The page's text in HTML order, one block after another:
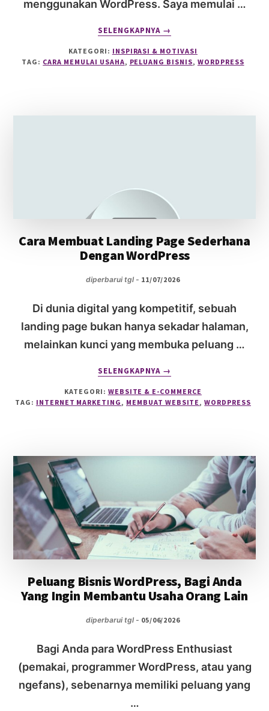
menggunakan WordPress. Saya memulai …
SELENGKAPNYA
BERKENALAN
DENGAN
WORDPRESS
→
KATEGORI: INSPIRASI & MOTIVASI
TAG: CARA MEMULAI USAHA, PELUANG BISNIS, WORDPRESS
Cara Membuat Landing Page Sederhana
Dengan WordPress
diperbarui tgl - 11/07/2026
Di dunia digital yang kompetitif, sebuah
landing page bukan hanya sekadar halaman,
melainkan kunci yang membuka peluang …
SELENGKAPNYA
CARA
MEMBUAT
LANDING
WORDPRESS
→
KATEGORI: WEBSITE & E-COMMERCE
TAG: INTERNET MARKETING, MEMBUAT WEBSITE,WORDPRESS
Peluang Bisnis WordPress, Bagi Anda
Yang Ingin Membantu Usaha Orang Lain
diperbarui tgl - 05/06/2026
Bagi Anda para WordPress Enthusiast
(pemakai, programmer WordPress, atau yang
ngefans), sebenarnya memiliki peluang yang
…